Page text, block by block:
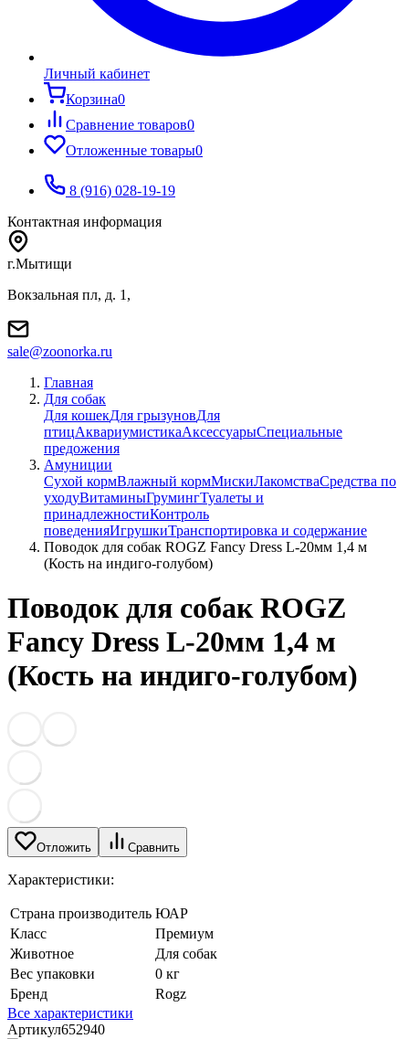
Личный кабинет
Корзина0
Сравнение товаров0
Отложенные товары0
8 (916) 028-19-19
Контактная информация
г.Мытищи
Вокзальная пл, д. 1,
sale@zoonorka.ru
Главная
Для собак
Для кошекДля грызуновДля
птицАквариумистикаАксессуарыСпециальные
предожения
Амуниции
Сухой кормВлажный кормМискиЛакомстваСредства по
уходуВитаминыГрумингТуалеты и
принадлежностиКонтроль
поведенияИгрушкиТранспортировка и содержание
Поводок для собак ROGZ Fancy Dress L-20мм 1,4 м
(Кость на индиго-голубом)
Поводок для собак ROGZ
Fancy Dress L-20мм 1,4 м
(Кость на индиго-голубом)
Отложить Сравнить
Характеристики:
Страна производитель ЮАР
Класс
Премиум
Животное
Для собак
Вес упаковки
0 кг
Бренд
Rogz
Все характеристики
Артикул652940